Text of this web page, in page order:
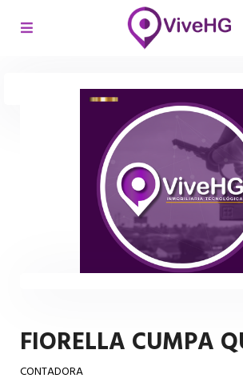
FIORELLA CUMPA
CONTADORA